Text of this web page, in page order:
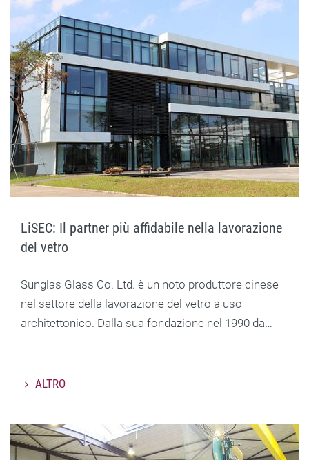
LiSEC: Il partner più affidabile nella lavorazione
del vetro
Sunglas Glass Co. Ltd. è un noto produttore cinese
nel settore della lavorazione del vetro a uso
architettonico. Dalla sua fondazione nel 1990 da…
ALTRO